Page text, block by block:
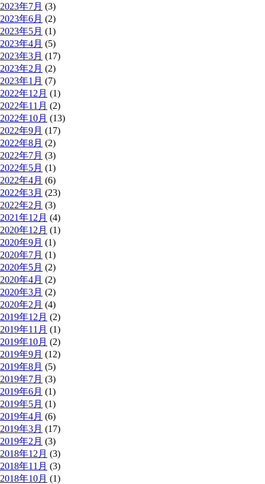
2023年7月 (3)
2023年6月 (2)
2023年5月 (1)
2023年4月 (5)
2023年3月 (17)
2023年2月 (2)
2023年1月 (7)
2022年12月 (1)
2022年11月 (2)
2022年10月 (13)
2022年9月 (17)
2022年8月 (2)
2022年7月 (3)
2022年5月 (1)
2022年4月 (6)
2022年3月 (23)
2022年2月 (3)
2021年12月 (4)
2020年12月 (1)
2020年9月 (1)
2020年7月 (1)
2020年5月 (2)
2020年4月 (2)
2020年3月 (2)
2020年2月 (4)
2019年12月 (2)
2019年11月 (1)
2019年10月 (2)
2019年9月 (12)
2019年8月 (5)
2019年7月 (3)
2019年6月 (1)
2019年5月 (1)
2019年4月 (6)
2019年3月 (17)
2019年2月 (3)
2018年12月 (3)
2018年11月 (3)
2018年10月 (1)